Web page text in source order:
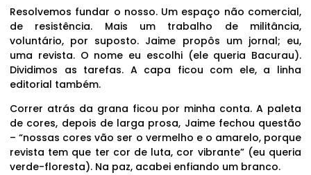
Resolvemos fundar o nosso. Um espaço não comercial,
de resistência. Mais um trabalho de militância,
voluntário, por suposto. Jaime propôs um jornal; eu,
uma revista. O nome eu escolhi (ele queria Bacurau).
Dividimos as tarefas. A capa ficou com ele, a linha
editorial também.
Correr atrás da grana ficou por minha conta. A paleta
de cores, depois de larga prosa, Jaime fechou questão
– “nossas cores vão ser o vermelho e o amarelo, porque
revista tem que ter cor de luta, cor vibrante” (eu queria
verde-floresta). Na paz, acabei enfiando um branco.